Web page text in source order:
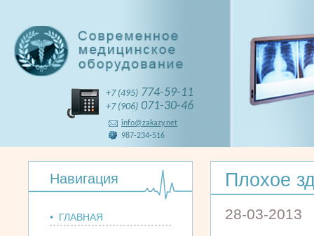
+7 (495) 774-59-11
+7 (906) 071-30-46
info@zakazy.net
987-234-516
Навигация
• ГЛАВНАЯ
Плохое
28-03-2013